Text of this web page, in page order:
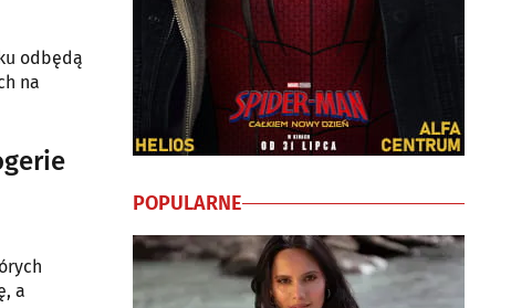
odbędą
na
a
POPULARNE